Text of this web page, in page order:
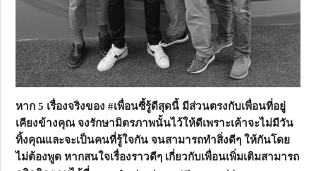
หาก 5 เรื่องจริงของ #เพื่อนซี้รู้ดีสุดนี้ มีส่วนตรงกับเพื่อนที่อยู่
เคียงข้างคุณ จงรักษามิตรภาพนั้นไว้ให้ดีเพราะเค้าจะไม่มีวัน
ทิ้งคุณและจะเป็นคนที่รู้ใจกัน จนสามารถทำสิ่งดีๆ ให้กันโดย
ไม่ต้องพูด หากสนใจเรื่องราวดีๆ เกี่ยวกับเพื่อนเพิ่มเติมสามารถ